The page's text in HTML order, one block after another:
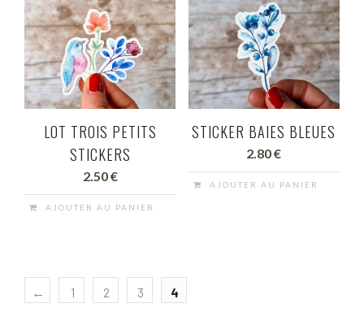
LOT TROIS PETITS
STICKERS
2.50€
AJOUTER AU PANIER
STICKER BAIES BLEUES
2.80€
AJOUTER AU PANIER
← 1 2 3 4